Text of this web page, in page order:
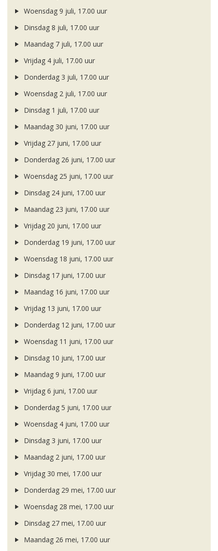
Woensdag 9 juli, 17.00 uur
Dinsdag 8 juli, 17.00 uur
Maandag 7 juli, 17.00 uur
Vrijdag 4 juli, 17.00 uur
Donderdag 3 juli, 17.00 uur
Woensdag 2 juli, 17.00 uur
Dinsdag 1 juli, 17.00 uur
Maandag 30 juni, 17.00 uur
Vrijdag 27 juni, 17.00 uur
Donderdag 26 juni, 17.00 uur
Woensdag 25 juni, 17.00 uur
Dinsdag 24 juni, 17.00 uur
Maandag 23 juni, 17.00 uur
Vrijdag 20 juni, 17.00 uur
Donderdag 19 juni, 17.00 uur
Woensdag 18 juni, 17.00 uur
Dinsdag 17 juni, 17.00 uur
Maandag 16 juni, 17.00 uur
Vrijdag 13 juni, 17.00 uur
Donderdag 12 juni, 17.00 uur
Woensdag 11 juni, 17.00 uur
Dinsdag 10 juni, 17.00 uur
Maandag 9 juni, 17.00 uur
Vrijdag 6 juni, 17.00 uur
Donderdag 5 juni, 17.00 uur
Woensdag 4 juni, 17.00 uur
Dinsdag 3 juni, 17.00 uur
Maandag 2 juni, 17.00 uur
Vrijdag 30 mei, 17.00 uur
Donderdag 29 mei, 17.00 uur
Woensdag 28 mei, 17.00 uur
Dinsdag 27 mei, 17.00 uur
Maandag 26 mei, 17.00 uur